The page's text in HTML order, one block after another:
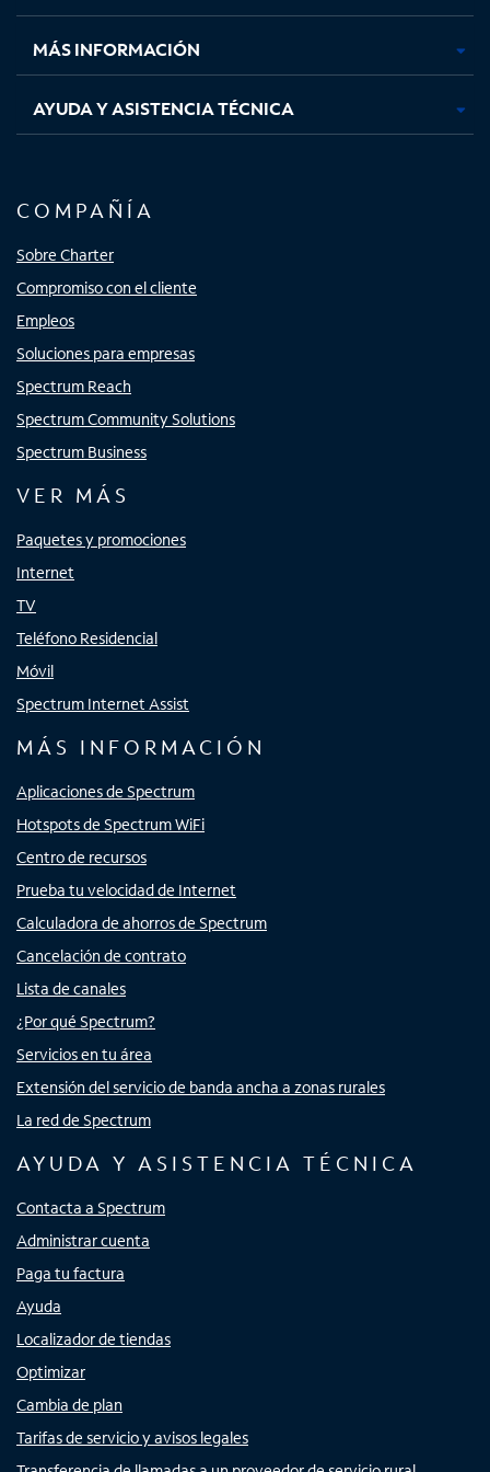
nuevanuevanuevanueva
MÁS INFORMACIÓN
AYUDA Y ASISTENCIA TÉCNICA
COMPAÑÍA
Sobre Charter
Compromiso con el cliente
Empleos
Soluciones para empresas
Spectrum Reach
Spectrum Community Solutions
Spectrum Business
VER MÁS
Paquetes y promociones
Internet
TV
Teléfono Residencial
Móvil
Spectrum Internet Assist
MÁS INFORMACIÓN
Aplicaciones de Spectrum
Hotspots de Spectrum WiFi
Centro de recursos
Prueba tu velocidad de Internet
Calculadora de ahorros de Spectrum
Cancelación de contrato
Lista de canales
¿Por qué Spectrum?
Servicios en tu área
Extensión del servicio de banda ancha a zonas rurales
La red de Spectrum
AYUDA Y ASISTENCIA TÉCNICA
Contacta a Spectrum
Administrar cuenta
Paga tu factura
Ayuda
Localizador de tiendas
Optimizar
Cambia de plan
Tarifas de servicio y avisos legales